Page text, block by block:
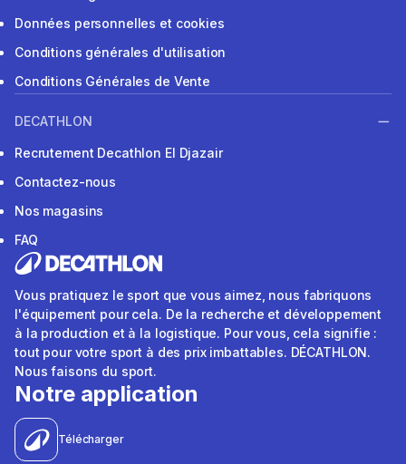
Données personnelles et cookies
Conditions générales d'utilisation
Conditions Générales de Vente
DECATHLON
Recrutement Decathlon El Djazair
Contactez-nous
Nos magasins
FAQ
Vous pratiquez le sport que vous aimez, nous fabriquons
l'équipement pour cela. De la recherche et développement
à la production et à la logistique. Pour vous, cela signifie :
tout pour votre sport à des prix imbattables. DÉCATHLON.
Nous faisons du sport.
Notre application
Télécharger